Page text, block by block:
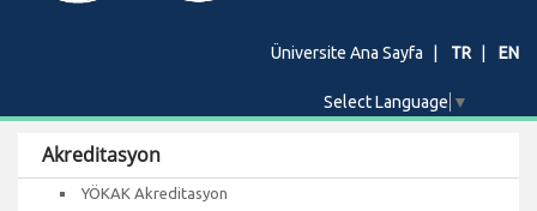
Üniversite Ana Sayfa TR EN
Select Language ▼
Akreditasyon
YÖKAK Akreditasyon